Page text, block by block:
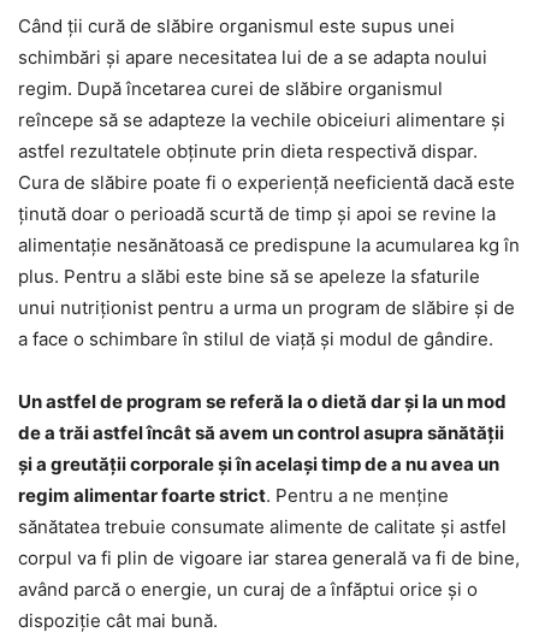
Când ții cură de slăbire organismul este supus unei
schimbări și apare necesitatea lui de a se adapta noului
regim. După încetarea curei de slăbire organismul
reîncepe să se adapteze la vechile obiceiuri alimentare și
astfel rezultatele obținute prin dieta respectivă dispar.
Cura de slăbire poate fi o experiență neeficientă dacă este
ținută doar o perioadă scurtă de timp și apoi se revine la
alimentație nesănătoasă ce predispune la acumularea kg în
plus. Pentru a slăbi este bine să se apeleze la sfaturile
unui nutriționist pentru a urma un program de slăbire și de
a face o schimbare în stilul de viață și modul de gândire.
Un astfel de program se referă la o dietă dar și la un mod
de a trăi astfel încât să avem un control asupra sănătății
și a greutății corporale și în același timp de a nu avea un
regim alimentar foarte strict. Pentru a ne menține
sănătatea trebuie consumate alimente de calitate și astfel
corpul va fi plin de vigoare iar starea generală va fi de bine,
având parcă o energie, un curaj de a înfăptui orice și o
dispoziție cât mai bună.